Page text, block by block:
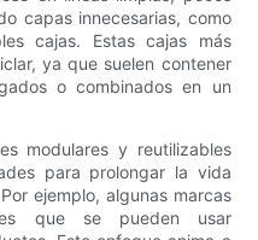
capas innecesarias, como
cajas. Estas cajas más
ya que suelen contener
o combinados en un
modulares y reutilizables
para prolongar la vida
ejemplo, algunas marcas
que se pueden usar